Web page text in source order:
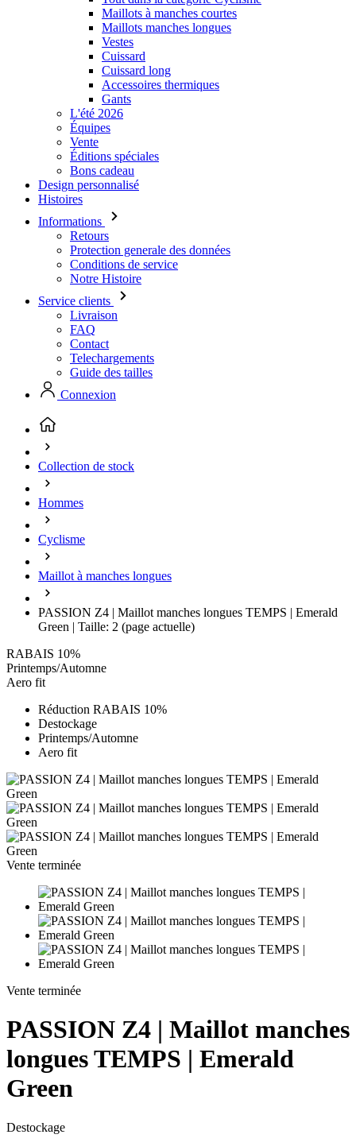
Maillots à manches courtes
Maillots manches longues
Vestes
Cuissard
Cuissard long
Accessoires thermiques
Gants
L'été 2026
Équipes
Vente
Éditions spéciales
Bons cadeau
Design personnalisé
Histoires
Informations
Retours
Protection generale des données
Conditions de service
Notre Histoire
Service clients
Livraison
FAQ
Contact
Telechargements
Guide des tailles
Connexion
Collection de stock
Hommes
Cyclisme
Maillot à manches longues
PASSION Z4 | Maillot manches longues TEMPS | Emerald
Green | Taille: 2 (page actuelle)
RABAIS 10%
Printemps/Automne
Aero fit
Réduction RABAIS 10%
Destockage
Printemps/Automne
Aero fit
Vente terminée
Vente terminée
PASSION Z4 | Maillot manches
longues TEMPS | Emerald
Green
Destockage